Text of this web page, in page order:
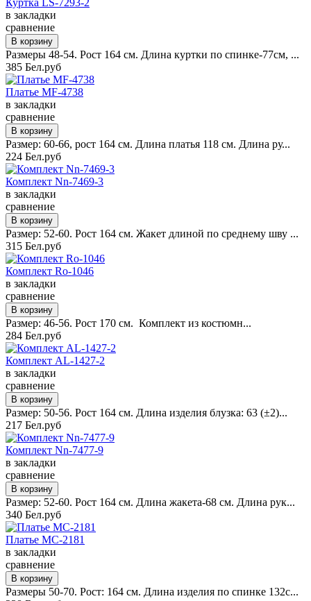
Куртка LS-7293-2
в закладки
сравнение
Размеры 48-54. Рост 164 см. Длина куртки по спинке-77см, ...
385 Бел.руб
Платье MF-4738
в закладки
сравнение
Размер: 60-66, рост 164 см. Длина платья 118 см. Длина ру...
224 Бел.руб
Комплект Nn-7469-3
в закладки
сравнение
Размер: 52-60. Рост 164 см. Жакет длиной по среднему шву ...
315 Бел.руб
Комплект Ro-1046
в закладки
сравнение
Размер: 46-56. Рост 170 см. Комплект из костюмн...
284 Бел.руб
Комплект AL-1427-2
в закладки
сравнение
Размер: 50-56. Рост 164 см. Длина изделия блузка: 63 (±2)...
217 Бел.руб
Комплект Nn-7477-9
в закладки
сравнение
Размер: 52-60. Рост 164 см. Длина жакета-68 см. Длина рук...
340 Бел.руб
Платье MC-2181
в закладки
сравнение
Размеры 50-70. Рост: 164 см. Длина изделия по спинке 132с...